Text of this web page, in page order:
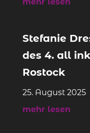
Stefanie
des 4. all
Rostock
25. August 2025
mehr lesen